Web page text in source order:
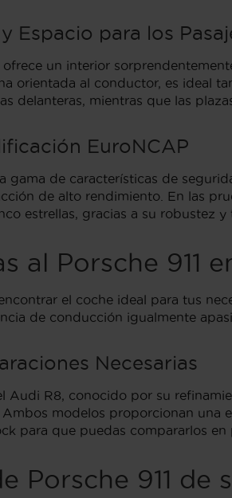
Espacio para los
ofrece un interior
orientada al conductor, es ideal
delanteras, mientras que las
EuroNCAP
gama de características de
de alto rendimiento. En las
estrellas, gracias a su robustez
al Porsche 911
el coche ideal para tus
de conducción igualmente
Necesarias
Audi R8, conocido por su
modelos proporcionan
para que puedas compararlos
Porsche 911 de